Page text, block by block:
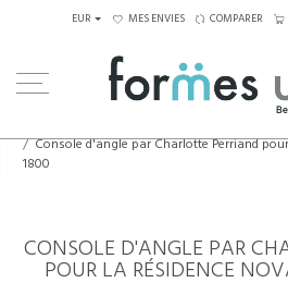
EUR MES ENVIES COMPARER
Console d'angle par Charlotte Perriand
1800
CONSOLE D'ANGLE PAR
POUR LA RÉSIDENCE